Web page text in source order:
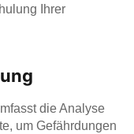
Ihrer
die Analyse
um Gefährdungen